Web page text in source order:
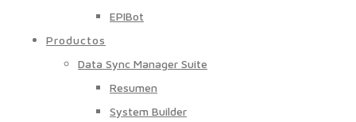
EPIBot
Productos
Data Sync Manager Suite
Resumen
System Builder